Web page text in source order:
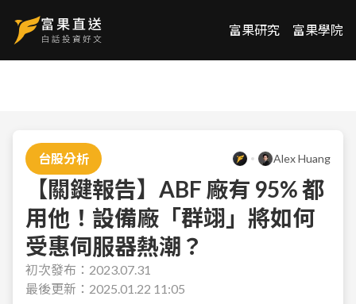
富果研究 富果學院
台股分析 Alex Huang
【關鍵報告】ABF 廠有 95% 都
用他！設備廠「群翊」將如何
受惠伺服器熱潮？
初次發布： 2023.07.31
最後更新： 2025.01.22 11:05